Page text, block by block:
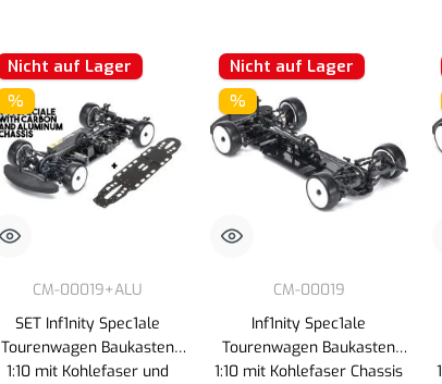
Nicht auf Lager
%
CM-00019+ALU
SET Inf1nity Spec1ale
Tourenwagen Baukasten
1:10 mit Kohlefaser und
Nicht auf Lager
%
CM-00019
Inf1nity Spec1ale
Tourenwagen Baukasten
1:10 mit Kohlefaser Chassis